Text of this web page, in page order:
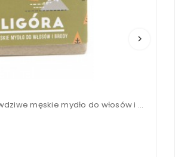
keyboard_arrow_right
Waligóra - Prawdziwe męskie mydło do włosów i brody - Mydlarnia Cztery Szpaki 110g